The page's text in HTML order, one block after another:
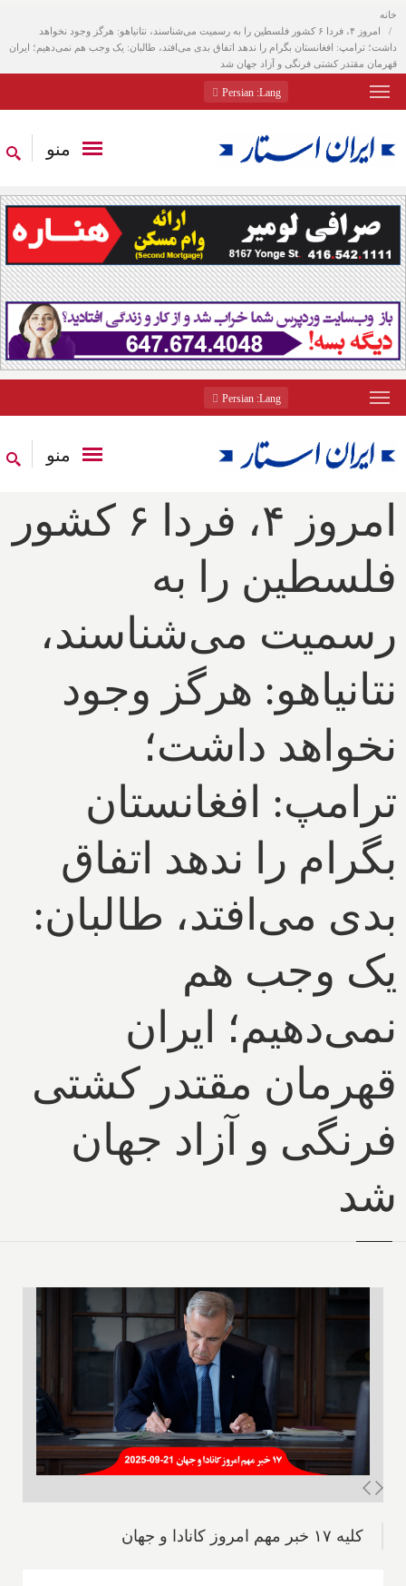
خانه
امروز ۴، فردا ۶ کشور فلسطین را به رسمیت می‌شناسند، نتانیاهو: هرگز وجود نخواهد
داشت؛ ترامپ: افغانستان بگرام را ندهد اتفاق بدی می‌افتد، طالبان: یک وجب هم نمی‌دهیم؛ ایران
قهرمان مقتدر کشتی فرنگی و آزاد جهان شد
Lang
: Persian
منو
Lang
: Persian
منو
امروز ۴، فردا ۶ کشور
فلسطین را به
رسمیت می‌شناسند،
نتانیاهو: هرگز وجود
نخواهد داشت؛
ترامپ: افغانستان
بگرام را ندهد اتفاق
بدی می‌افتد، طالبان:
یک وجب هم
نمی‌دهیم؛ ایران
قهرمان مقتدر کشتی
فرنگی و آزاد جهان
شد
کلیه ۱۷ خبر مهم امروز کانادا و جهان